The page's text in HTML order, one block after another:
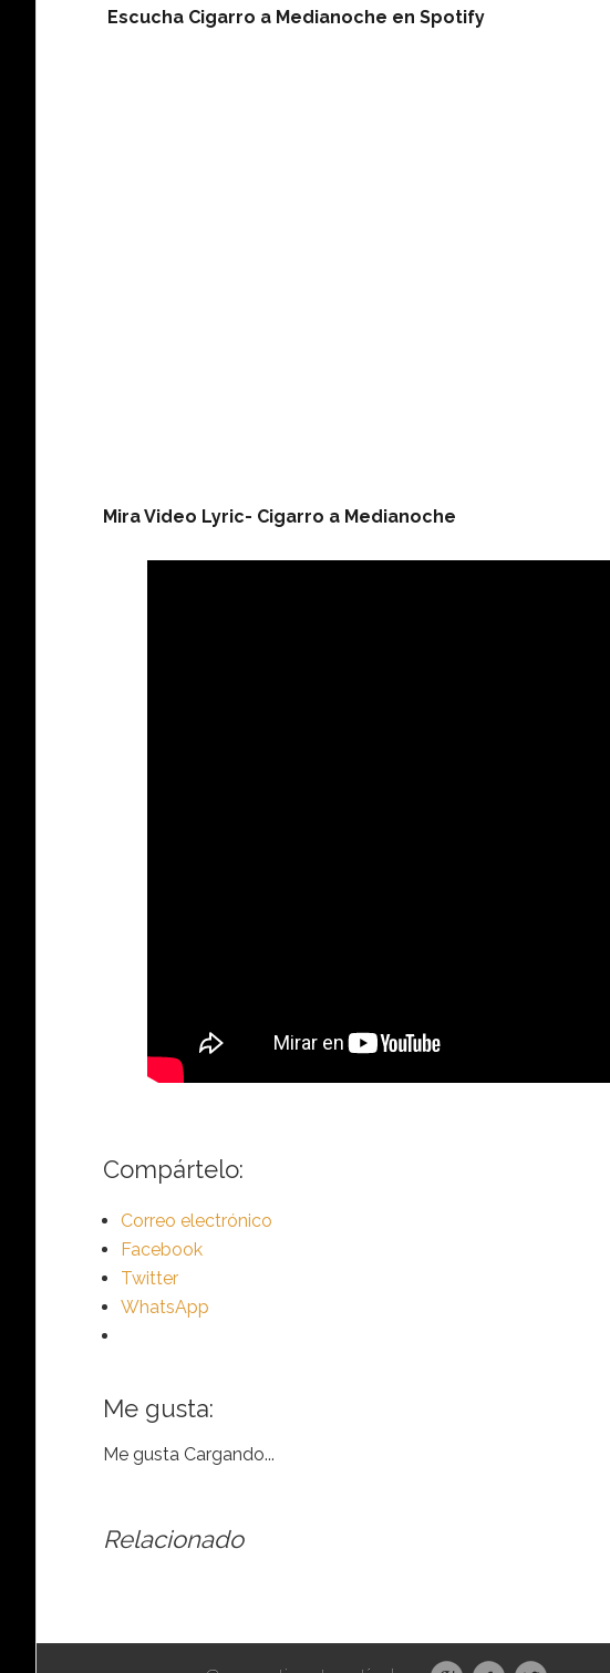
Escucha Cigarro a Medianoche en Spotify
Mira Video Lyric- Cigarro a Medianoche
Compártelo:
Correo electrónico
Facebook
Twitter
WhatsApp
Me gusta:
Me gusta Cargando...
Relacionado